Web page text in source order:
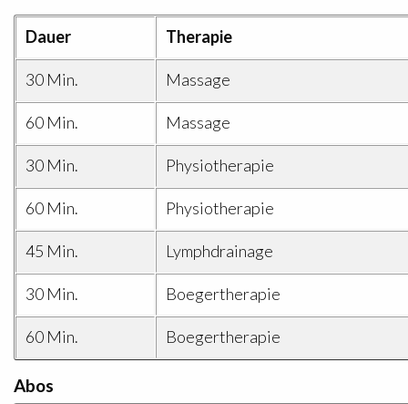
Dauer Therapie
30 Min. Massage
60 Min. Massage
30 Min. Physiotherapie
60 Min. Physiotherapie
45 Min. Lymphdrainage
30 Min. Boegertherapie
60 Min. Boegertherapie
Abos